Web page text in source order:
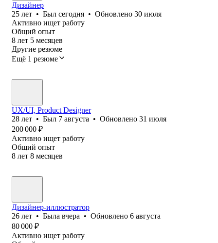
Дизайнер
25 лет • Был сегодня • Обновлено 30 июля
Активно ищет работу
Общий опыт
8 лет 5 месяцев
Другие резюме
Ещё 1 резюме
UX/UI, Product Designer
28 лет • Был 7 августа • Обновлено 31 июля
200 000 ₽
Активно ищет работу
Общий опыт
8 лет 8 месяцев
Дизайнер-иллюстратор
26 лет • Была вчера • Обновлено 6 августа
80 000 ₽
Активно ищет работу